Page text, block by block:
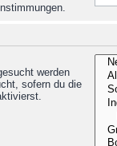
werden
sofern du die